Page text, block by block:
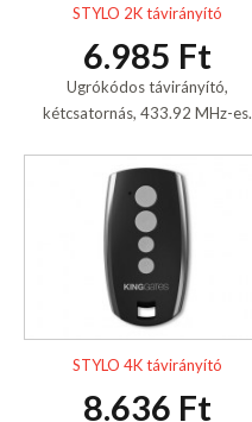
STYLO 2K távirányító
6.985 Ft
Ugrókódos távirányító,
kétcsatornás, 433.92 MHz-es.
STYLO 4K távirányító
8.636 Ft